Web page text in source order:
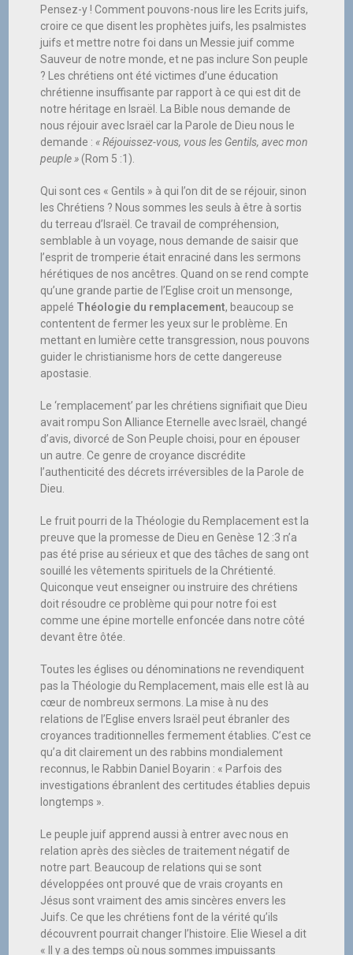
Pensez-y ! Comment pouvons-nous lire les Ecrits juifs,
croire ce que disent les prophètes juifs, les psalmistes
juifs et mettre notre foi dans un Messie juif comme
Sauveur de notre monde, et ne pas inclure Son peuple
? Les chrétiens ont été victimes d’une éducation
chrétienne insuffisante par rapport à ce qui est dit de
notre héritage en Israël. La Bible nous demande de
nous réjouir avec Israël car la Parole de Dieu nous le
demande : « Réjouissez-vous, vous les Gentils, avec mon
peuple »(Rom 5 :1).
Qui sont ces « Gentils » à qui l’on dit de se réjouir, sinon
les Chrétiens ? Nous sommes les seuls à être à sortis
du terreau d’Israël. Ce travail de compréhension,
semblable à un voyage, nous demande de saisir que
l’esprit de tromperie était enraciné dans les sermons
hérétiques de nos ancêtres. Quand on se rend compte
qu’une grande partie de l’Eglise croit un mensonge,
appelé Théologie du remplacement, beaucoup se
contentent de fermer les yeux sur le problème. En
mettant en lumière cette transgression, nous pouvons
guider le christianisme hors de cette dangereuse
apostasie.
Le ‘remplacement’ par les chrétiens signifiait que Dieu
avait rompu Son Alliance Eternelle avec Israël, changé
d’avis, divorcé de Son Peuple choisi, pour en épouser
un autre. Ce genre de croyance discrédite
l’authenticité des décrets irréversibles de la Parole de
Dieu.
Le fruit pourri de la Théologie du Remplacement est la
preuve que la promesse de Dieu en Genèse 12 :3 n’a
pas été prise au sérieux et que des tâches de sang ont
souillé les vêtements spirituels de la Chrétienté.
Quiconque veut enseigner ou instruire des chrétiens
doit résoudre ce problème qui pour notre foi est
comme une épine mortelle enfoncée dans notre côté
devant être ôtée.
Toutes les églises ou dénominations ne revendiquent
pas la Théologie du Remplacement, mais elle est là au
cœur de nombreux sermons. La mise à nu des
relations de l’Eglise envers Israël peut ébranler des
croyances traditionnelles fermement établies. C’est ce
qu’a dit clairement un des rabbins mondialement
reconnus, le Rabbin Daniel Boyarin : « Parfois des
investigations ébranlent des certitudes établies depuis
longtemps ».
Le peuple juif apprend aussi à entrer avec nous en
relation après des siècles de traitement négatif de
notre part. Beaucoup de relations qui se sont
développées ont prouvé que de vrais croyants en
Jésus sont vraiment des amis sincères envers les
Juifs. Ce que les chrétiens font de la vérité qu’ils
découvrent pourrait changer l’histoire. Elie Wiesel a dit
« Il y a des temps où nous sommes impuissants